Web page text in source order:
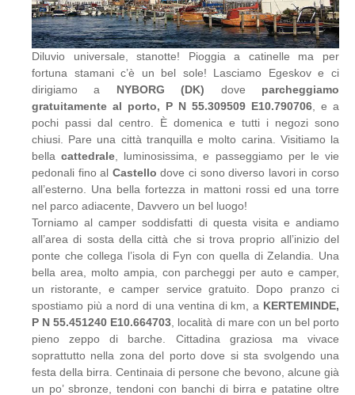
Diluvio universale, stanotte! Pioggia a catinelle ma per
fortuna stamani c’è un bel sole! Lasciamo Egeskov e ci
dirigiamo a NYBORG (DK) dove parcheggiamo
gratuitamente al porto, P N 55.309509 E10.790706, e a
pochi passi dal centro. È domenica e tutti i negozi sono
chiusi. Pare una città tranquilla e molto carina. Visitiamo la
bellacattedrale, luminosissima, e passeggiamo per le vie
pedonali fino al Castello dove ci sono diverso lavori in corso
all’esterno. Una bella fortezza in mattoni rossi ed una torre
nel parco adiacente, Davvero un bel luogo!
Torniamo al camper soddisfatti di questa visita e andiamo
all’area di sosta della città che si trova proprio all’inizio del
ponte che collega l’isola di Fyn con quella di Zelandia. Una
bella area, molto ampia, con parcheggi per auto e camper,
un ristorante, e camper service gratuito. Dopo pranzo ci
spostiamo più a nord di una ventina di km, a KERTEMINDE,
P N 55.451240 E10.664703, località di mare con un bel porto
pieno zeppo di barche. Cittadina graziosa ma vivace
soprattutto nella zona del porto dove si sta svolgendo una
festa della birra. Centinaia di persone che bevono, alcune già
un po’ sbronze, tendoni con banchi di birra e patatine oltre